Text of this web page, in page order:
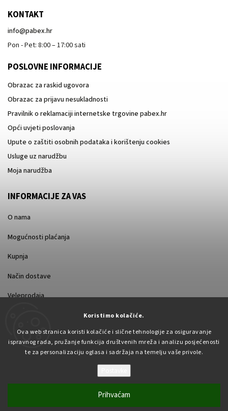
Koristimo kolačiće.
Ova web stranica koristi kolačiće i slične tehnologije za osiguravanje
ispravnog rada, pružanje funkcija društvenih mreža i analizu posjećenosti
te za personalizaciju oglasa i sadržaja na temelju vaše privole.
Prihvaćam
KONTAKT
info@pabex.hr
Pon - Pet: 8:00 – 17:00 sati
POSLOVNE INFORMACIJE
Obrazac za raskid ugovora
Obrazac za prijavu nesukladnosti
Pravilnik o reklamaciji internetske trgovine pabex.hr
Opći uvjeti poslovanja
Upute o zaštiti osobnih podataka i korištenju cookies
Usluge uz narudžbu
Moja narudžba
INFORMACIJE ZA VAS
O nama
Mogućnosti plaćanja
Kupnja
Način dostave
Veleprodaja
Autorsko pravo 2026Pabex.hr. Sva prava pridržana.
Uredi postavke kolačića